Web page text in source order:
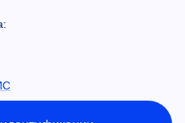
организации